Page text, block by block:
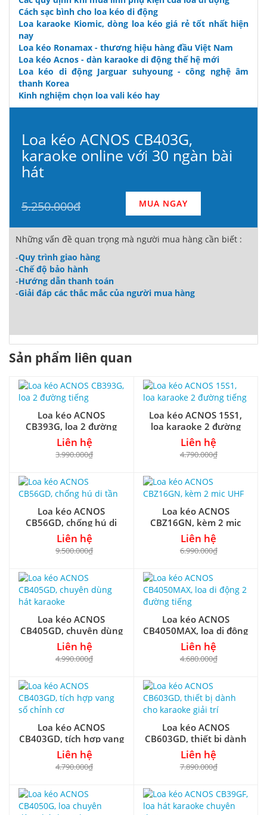
Cách sạc bình cho loa kéo di động
Loa karaoke Kiomic, dòng loa kéo giá rẻ tốt nhất hiện
nay
Loa kéo Ronamax - thương hiệu hàng đầu Việt Nam
Loa kéo Acnos - dàn karaoke di động thế hệ mới
Loa kéo di động Jarguar suhyoung - công nghệ âm
thanh Korea
Kinh nghiệm chọn loa vali kéo hay
Loa kéo ACNOS CB403G,
karaoke online với 30 ngàn bài
hát
5.250.000đ MUA NGAY
Những vấn đề quan trọng mà người mua hàng cần biết :
-Quy trình giao hàng
-Chế độ bảo hành
-Hướng dẫn thanh toán
-Giải đáp các thắc mắc của người mua hàng
Sản phẩm liên quan
Loa kéo ACNOS
CB393G, loa 2 đường
tiếng
Liên hệ
3.990.000₫
Loa kéo ACNOS 15S1,
loa karaoke 2 đường
tiếng
Liên hệ
4.790.000₫
Loa kéo ACNOS
CB56GD, chống hú di
tần
Liên hệ
9.500.000₫
Loa kéo ACNOS
CBZ16GN, kèm 2 mic
UHF
Liên hệ
6.990.000₫
Loa kéo ACNOS
CB405GD, chuyên dùng
hát karaoke
Liên hệ
4.990.000₫
Loa kéo ACNOS
CB4050MAX, loa di động
2 đường tiếng
Liên hệ
4.680.000₫
Loa kéo ACNOS
CB403GD, tích hợp vang
số chỉnh cơ
Liên hệ
4.790.000₫
Loa kéo ACNOS
CB603GD, thiết bị dành
cho karaoke giải trí
Liên hệ
7.890.000₫